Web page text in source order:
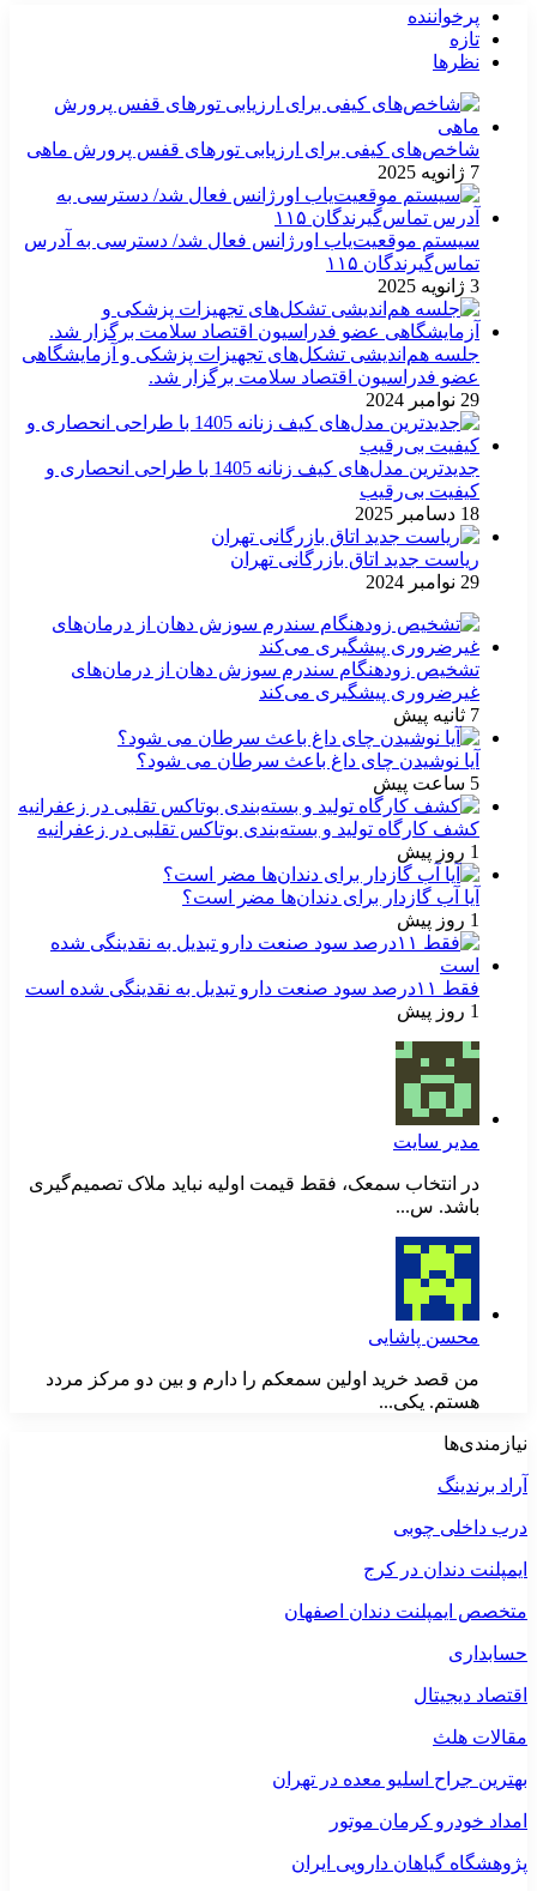
پرخواننده
تازه
نظرها
شاخص‌های کیفی برای ارزیابی تورهای قفس پرورش ماهی
7 ژانویه 2025
سیستم موقعیت‌یاب اورژانس فعال شد/ دسترسی به آدرس
تماس‌گیرندگان ۱۱۵
3 ژانویه 2025
جلسه هم‌اندیشی تشکل‌های تجهیزات پزشکی و آزمایشگاهی
عضو فدراسیون اقتصاد سلامت برگزار شد.
29 نوامبر 2024
جدیدترین مدل‌های کیف زنانه 1405 با طراحی انحصاری و
کیفیت بی‌رقیب
18 دسامبر 2025
ریاست جدید اتاق بازرگانی تهران
29 نوامبر 2024
تشخیص زودهنگام سندرم سوزش دهان از درمان‌های
غیرضروری پیشگیری می‌کند
7 ثانیه پیش
آیا نوشیدن چای داغ باعث سرطان می شود؟
5 ساعت پیش
کشف کارگاه تولید و بسته‌بندی بوتاکس تقلبی در زعفرانیه
1 روز پیش
آیا آب گازدار برای دندان‌ها مضر است؟
1 روز پیش
فقط ۱۱‌درصد سود صنعت دارو تبدیل به نقدینگی شده است
1 روز پیش
مدیر سایت
در انتخاب سمعک، فقط قیمت اولیه نباید ملاک تصمیم‌گیری
باشد. س...
محسن پاشایی
من قصد خرید اولین سمعکم را دارم و بین دو مرکز مردد
هستم. یکی...
نیازمندی‌ها
آراد برندینگ
درب داخلی چوبی
ایمپلنت دندان در کرج
متخصص ایمپلنت دندان اصفهان
حسابداری
اقتصاد دیجیتال
مقالات هلث
بهترین جراح اسلیو معده در تهران
امداد خودرو کرمان موتور
پژوهشگاه گیاهان دارویی ایران